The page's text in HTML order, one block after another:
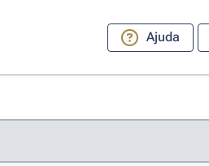
Ajuda